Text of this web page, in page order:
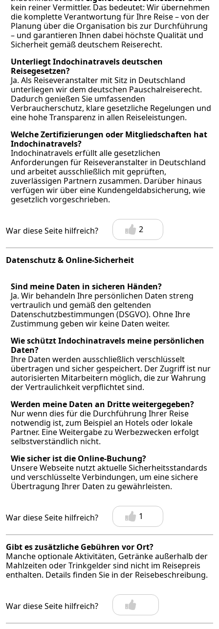
kein reiner Vermittler. Das bedeutet: Wir übernehmen
die komplette Verantwortung für Ihre Reise – von der
Planung über die Organisation bis zur Durchführung
– und garantieren Ihnen dabei höchste Qualität und
Sicherheit gemäß deutschem Reiserecht.
Unterliegt Indochinatravels deutschen
Reisegesetzen?
Ja. Als Reiseveranstalter mit Sitz in Deutschland
unterliegen wir dem deutschen Pauschalreiserecht.
Dadurch genießen Sie umfassenden
Verbraucherschutz, klare gesetzliche Regelungen und
eine hohe Transparenz in allen Reiseleistungen.
Welche Zertifizierungen oder Mitgliedschaften hat
Indochinatravels?
Indochinatravels erfüllt alle gesetzlichen
Anforderungen für Reiseveranstalter in Deutschland
und arbeitet ausschließlich mit geprüften,
zuverlässigen Partnern zusammen. Darüber hinaus
verfügen wir über eine Kundengeldabsicherung, wie
gesetzlich vorgeschrieben.
War diese Seite hilfreich? 2
Datenschutz & Online-Sicherheit
Sind meine Daten in sicheren Händen?
Ja. Wir behandeln Ihre persönlichen Daten streng
vertraulich und gemäß den geltenden
Datenschutzbestimmungen (DSGVO). Ohne Ihre
Zustimmung geben wir keine Daten weiter.
Wie schützt Indochinatravels meine persönlichen
Daten?
Ihre Daten werden ausschließlich verschlüsselt
übertragen und sicher gespeichert. Der Zugriff ist nur
autorisierten Mitarbeitern möglich, die zur Wahrung
der Vertraulichkeit verpflichtet sind.
Werden meine Daten an Dritte weitergegeben?
Nur wenn dies für die Durchführung Ihrer Reise
notwendig ist, zum Beispiel an Hotels oder lokale
Partner. Eine Weitergabe zu Werbezwecken erfolgt
selbstverständlich nicht.
Wie sicher ist die Online-Buchung?
Unsere Webseite nutzt aktuelle Sicherheitsstandards
und verschlüsselte Verbindungen, um eine sichere
Übertragung Ihrer Daten zu gewährleisten.
War diese Seite hilfreich? 1
Gibt es zusätzliche Gebühren vor Ort?
Manche optionale Aktivitäten, Getränke außerhalb der
Mahlzeiten oder Trinkgelder sind nicht im Reisepreis
enthalten. Details finden Sie in der Reisebeschreibung.
War diese Seite hilfreich?